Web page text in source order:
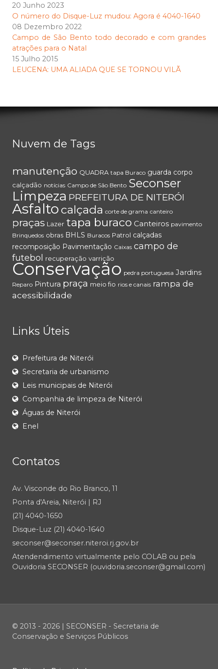
20 Junho 2023
O número do Disque-Luz mudou: Agora é 4040-1640
08 Dezembro 2022
Campo de São Bento todo decorado e com grandes
atrações para o Natal
15 Julho 2015
LEUCENA: UMA ALIADA QUE SE TORNOU VILÃ
Nuvem de Tags
manutenção QUADRA tapa Buraco guarda corpo
calçadão notícias Campo de São Bento Seconser
Limpeza PREFEITURA DE NITERÓI
Asfalto calçada corte de grama canteiro
praças Lazer tapa buraco Canteiros pavimento
Brinquedos obras BHLS Buracos Patrol calçadas
recomposição Pavimentação Caixas campo de
futebol
recuperação varrição
Conservação pedra portuguesa Jardins
Reparo Pintura praça meio fio rios e canais rampa de
acessibilidade
Links Úteis
Prefeitura de Niterói
Secretaria de urbanismo
Leis municipais de Niterói
Companhia de limpeza de Niterói
Águas de Niterói
Enel
Contatos
Av. Visconde do Rio Branco, 11
Ponta d'Areia, Niterói | RJ
(21) 4040-1650
Disque-Luz (21) 4040-1640
seconser@seconser.niteroi.rj.gov.br
Atendendimento virtualmente pelo COLAB ou pela
Ouvidoria SECONSER (ouvidoria.seconser@gmail.com)
© 2013 - 2026 | SECONSER - Secretaria de
Conservação e Serviços Públicos